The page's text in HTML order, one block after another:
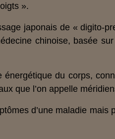
».
japonais de « digito-
chinoise, basée
énergétique du corps,
que l’on appelle
d’une maladie mais